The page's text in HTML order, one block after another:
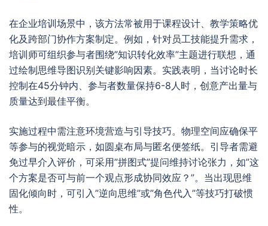
在企业培训场景中，该方法常被用于课程设计、教学策略优
化及跨部门协作方案制定。例如，针对员工技能提升需求，
培训师可组织参与者围绕”知识转化效率”主题进行联想，通
过绘制思维导图识别关键影响因素。实践表明，当讨论时长
控制在45分钟内、参与者数量保持6-8人时，创意产出量与
质量达到最佳平衡。
实施过程中需注意环境营造与引导技巧。物理空间应确保平
等参与的视觉暗示，如圆桌布局与匿名便签纸。引导者需避
免过早介入评价，可采用”拼图式”提问维持讨论张力，如”这
个方案是否可与前一个观点形成协同效应？”。当出现思维
固化倾向时，可引入”逆向思维”或”角色代入”等技巧打破惯
性。